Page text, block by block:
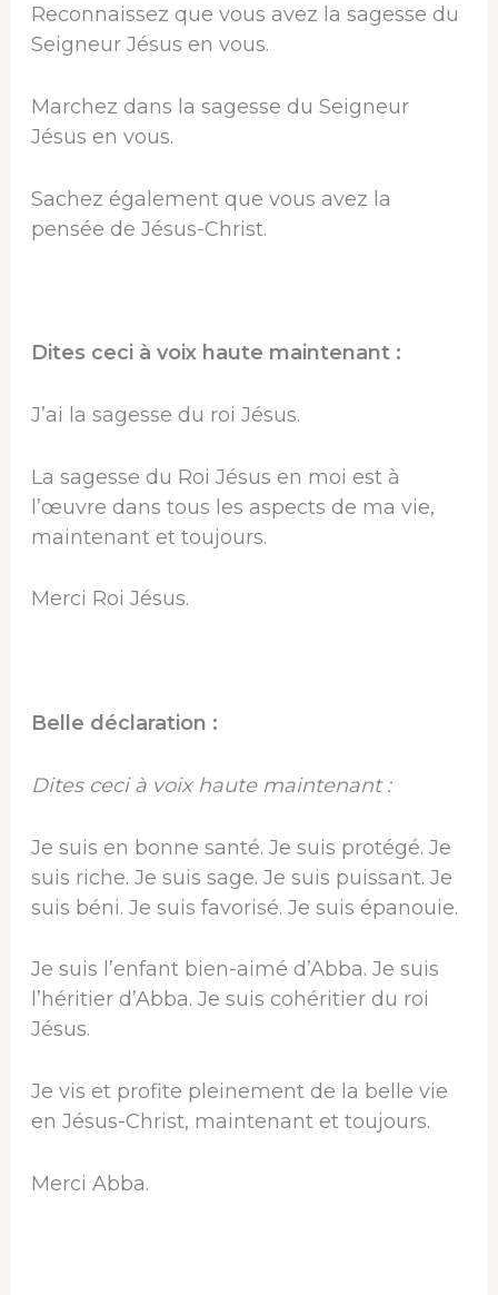
Reconnaissez que vous avez la sagesse du
Seigneur Jésus en vous.
Marchez dans la sagesse du Seigneur
Jésus en vous.
Sachez également que vous avez la
pensée de Jésus-Christ.
Dites ceci à voix haute maintenant :
J’ai la sagesse du roi Jésus.
La sagesse du Roi Jésus en moi est à
l’œuvre dans tous les aspects de ma vie,
maintenant et toujours.
Merci Roi Jésus.
Belle déclaration :
Dites ceci à voix haute maintenant :
Je suis en bonne santé. Je suis protégé. Je
suis riche. Je suis sage. Je suis puissant. Je
suis béni. Je suis favorisé. Je suis épanouie.
Je suis l’enfant bien-aimé d’Abba. Je suis
l’héritier d’Abba. Je suis cohéritier du roi
Jésus.
Je vis et profite pleinement de la belle vie
en Jésus-Christ, maintenant et toujours.
Merci Abba.